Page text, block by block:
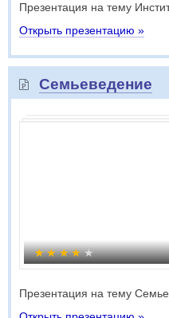
Презентация на тему
Открыть презентацию »
Семьеведение
Презентация на тему